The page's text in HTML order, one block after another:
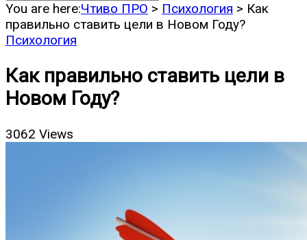
You are here:Чтиво ПРО > Психология > Как
правильно ставить цели в Новом Году?
Психология
Как правильно ставить цели в
Новом Году?
3062 Views